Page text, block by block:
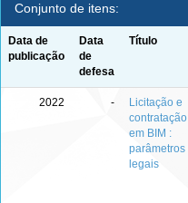
Conjunto de itens:
Data de
publicação
Data
de
defesa
Título
2022 -
Licitação e
contratação
em BIM :
parâmetros
legais